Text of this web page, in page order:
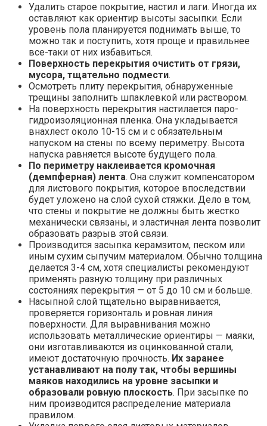
Удалить старое покрытие, настил и лаги. Иногда их
оставляют как ориентир высоты засыпки. Если
уровень пола планируется поднимать выше, то
можно так и поступить, хотя проще и правильнее
все-таки от них избавиться.
Поверхность перекрытия очистить от грязи,
мусора, тщательно подмести.
Осмотреть плиту перекрытия, обнаруженные
трещины заполнить шпаклевкой или раствором.
На поверхность перекрытия настилается паро-
гидроизоляционная пленка. Она укладывается
внахлест около 10-15 см и с обязательным
напуском на стены по всему периметру. Высота
напуска равняется высоте будущего пола.
По периметру наклеивается кромочная
(демпферная) лента. Она служит компенсатором
для листового покрытия, которое впоследствии
будет уложено на слой сухой стяжки. Дело в том,
что стены и покрытие не должны быть жестко
механически связаны, и эластичная лента позволит
образовать разрыв этой связи.
Производится засыпка керамзитом, песком или
иным сухим сыпучим материалом. Обычно толщина
делается 3-4 см, хотя специалисты рекомендуют
применять разную толщину при различных
состояниях перекрытия — от 5 до 10 см и больше.
Насыпной слой тщательно выравнивается,
проверяется горизонталь и ровная линия
поверхности. Для выравнивания можно
использовать металлические ориентиры — маяки,
они изготавливаются из оцинкованной стали,
имеют достаточную прочность. Их заранее
устанавливают на полу так, чтобы вершины
маяков находились на уровне засыпки и
образовали ровную плоскость. При засыпке по
ним производится распределение материала
правилом.